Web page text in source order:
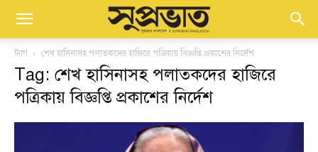
ট্যাগ শেখ হাসিনাসহ পলাতকদের হাজিরে পত্রিকায় বিজ্ঞপ্তি প্রকাশের নির্দেশ
Tag: শেখ হাসিনাসহ পলাতকদের হাজিরে
পত্রিকায় বিজ্ঞপ্তি প্রকাশের নির্দেশ